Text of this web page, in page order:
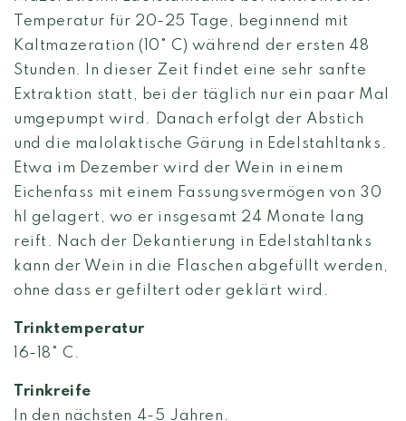
Temperatur für 20-25 Tage, beginnend mit
Kaltmazeration (10° C) während der ersten 48
Stunden. In dieser Zeit findet eine sehr sanfte
Extraktion statt, bei der täglich nur ein paar Mal
umgepumpt wird. Danach erfolgt der Abstich
und die malolaktische Gärung in Edelstahltanks.
Etwa im Dezember wird der Wein in einem
Eichenfass mit einem Fassungsvermögen von 30
hl gelagert, wo er insgesamt 24 Monate lang
reift. Nach der Dekantierung in Edelstahltanks
kann der Wein in die Flaschen abgefüllt werden,
ohne dass er gefiltert oder geklärt wird.
Trinktemperatur
16-18° C.
Trinkreife
In den nächsten 4-5 Jahren.